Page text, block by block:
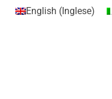
English (Inglese)